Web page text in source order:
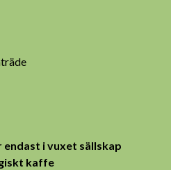
endast i vuxet sällskap
kaffe